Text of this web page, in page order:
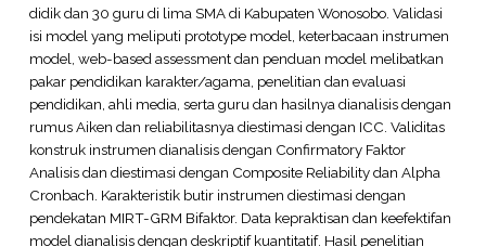
didik dan 30 guru di lima SMA di Kabupaten Wonosobo. Validasi
isi model yang meliputi prototype model, keterbacaan instrumen
model, web-based assessment dan penduan model melibatkan
pakar pendidikan karakter/agama, penelitian dan evaluasi
pendidikan, ahli media, serta guru dan hasilnya dianalisis dengan
rumus Aiken dan reliabilitasnya diestimasi dengan ICC. Validitas
konstruk instrumen dianalisis dengan Confirmatory Faktor
Analisis dan diestimasi dengan Composite Reliability dan Alpha
Cronbach. Karakteristik butir instrumen diestimasi dengan
pendekatan MIRT-GRM Bifaktor. Data kepraktisan dan keefektifan
model dianalisis dengan deskriptif kuantitatif. Hasil penelitian